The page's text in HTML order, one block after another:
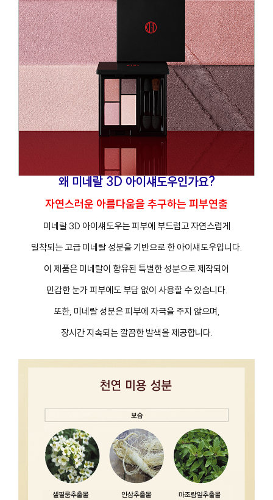
왜 미네랄 3D 아이섀도우인가요?
자연스러운 아름다움을 추구하는 피부연출
미네랄 3D 아이섀도우는 피부에 부드럽고 자연스럽게
밀착되는 고급 미네랄 성분을 기반으로 한 아이섀도우입니다.
이 제품은 미네랄이 함유된 특별한 성분으로 제작되어
민감한 눈가 피부에도 부담 없이 사용할 수 있습니다.
또한, 미네랄 성분은 피부에 자극을 주지 않으며,
장시간 지속되는 깔끔한 발색을 제공합니다.